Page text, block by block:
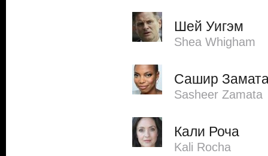
Шей Уигэм
Shea Whigham
Сашир
Sasheer Zamata
Кали Роча
Kali Rocha